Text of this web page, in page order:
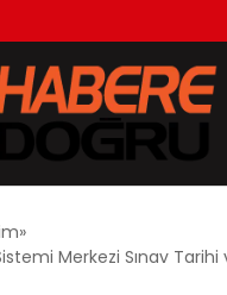
Merkezi Sınav Tarihi